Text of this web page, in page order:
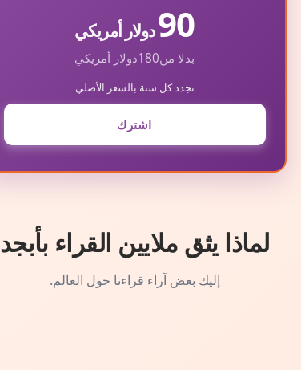
90دولار أمريكي
بدلا من180دولار أمريكي
تجدد كل سنة بالسعر الأصلي
اشترك
لماذا يثق ملايين القراء بأبجد
إليك بعض آراء قراءنا حول العالم.